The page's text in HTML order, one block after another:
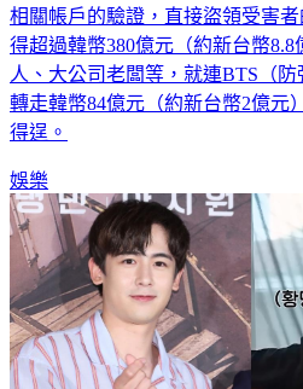
相關帳戶的驗證，直接盜領受害
得超過韓幣380億元（約新台幣
人、大公司老闆等，就連BTS（
轉走韓幣84億元（約新台幣2億元
得逞。
娛樂